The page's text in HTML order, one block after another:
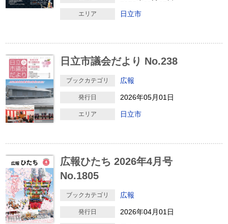
エリア 日立市
日立市議会だより No.238
ブックカテゴリ 広報
発行日 2026年05月01日
エリア 日立市
広報ひたち 2026年4月号
No.1805
ブックカテゴリ 広報
発行日 2026年04月01日